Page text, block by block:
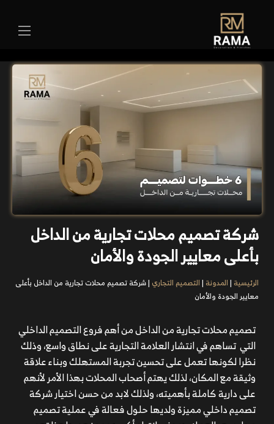
شركة تصميم محلات تجارية من الداخل
بأعلى معايير الجودة والأمان
الرئيسية |المدونة |التصميم التجاري |شركة تصميم محلات تجارية من الداخل بأعلى
معايير الجودة والأمان
تصميم محلات تجارية من الداخل من أهم فروع التصميم الداخلي
التي تساهم في انتشار العلامة التجارية على نطاق واسع، وذلك
نظرا لكونها تعمل على تحسين تجربة المستهلك وبناء علاقة
وثيقة مع المكان، لذلك يهتم أصحاب المحلات بهذا الأمر لأنهم
على دارية كاملة بأهميته، ولذلك لابد من حسن اختيار شركة
تصميم داخلي مميزة ولديها حلول فعالة في عملية تصميم